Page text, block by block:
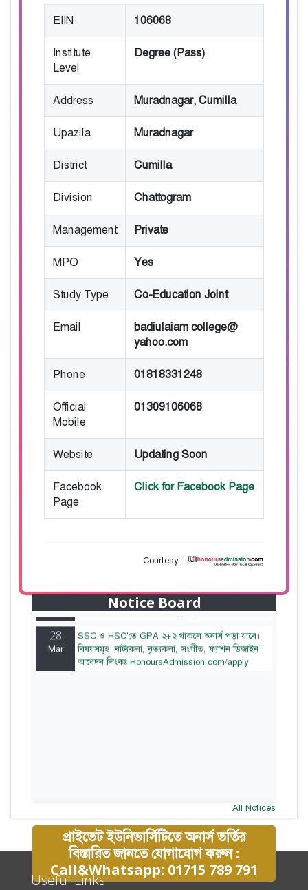
EIIN 106068
Institute
Level
Degree (Pass)
Address Muradnagar, Cumilla
Upazila Muradnagar
District Cumilla
Division Chattogram
Management Private
MPO Yes
Study Type Co-Education Joint
Email
badiulaiam college@
yahoo.com
Phone 01818331248
Official
Mobile
01309106068
Website Updating Soon
Facebook
Page
Click for Facebook Page
Courtesy :
Notice Board
বাজেটের মধ্যে প্রাইভেট ইউনিভার্সিটিতে অনার্স পড়ার
থেকে ৫ লক্ষ টাকা। আবেদন লিংকঃ
HonoursAdmission.com/apply
28
Mar
SSC ও HSC'তে GPA ২+২ থাকলে অনার্স পড়া যাবে।
বিষয়সমূহ: নাট্যকলা, নৃত্যকলা, সংগীত, ফ্যাশন ডিজাইন।
আবেদন লিংকঃ HonoursAdmission.com/apply
All Notices
প্রাইভেট ইউনিভার্সিটিতে অনার্স ভর্তির
বিস্তারিত জানতে যোগাযোগ করুন :
Call&Whatsapp: 01715 789 791
Useful Links